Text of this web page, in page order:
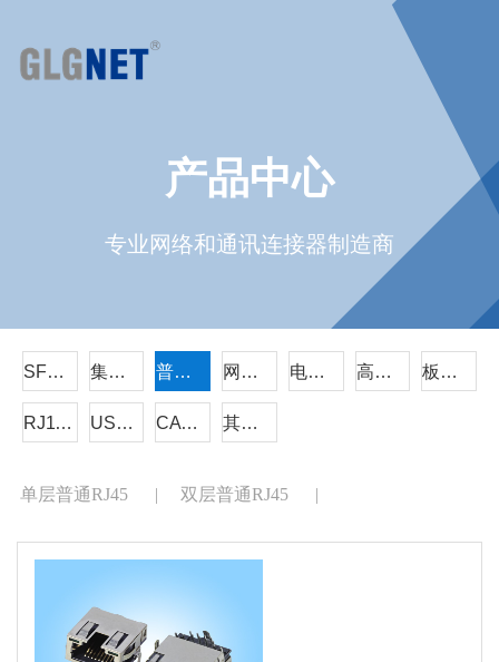
产品中心
专业网络和通讯连接器制造商
SFP/QSFP 集成RJ45 普通RJ45 网络变压器 电源连接器 高速线缆组件 板对板连接器
RJ11电话插座 USB/TYPE-C/HDMI CAT6A 其它系列
单层普通RJ45 | 双层普通RJ45 |